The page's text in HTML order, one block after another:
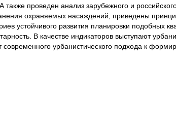
проведен анализ зарубежного и
охраняемых насаждений, приведены
устойчивого развития планировки подобных
В качестве индикаторов выступают
урбанистического подхода к